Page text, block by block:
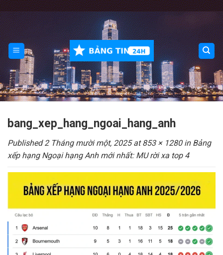
Skip
to
content
bang_xep_hang_ngoai_hang_anh
Published2 Tháng mười một, 2025at853 × 1280in Bảng
xếp hạng Ngoại hạng Anh mới nhất: MU rời xa top 4